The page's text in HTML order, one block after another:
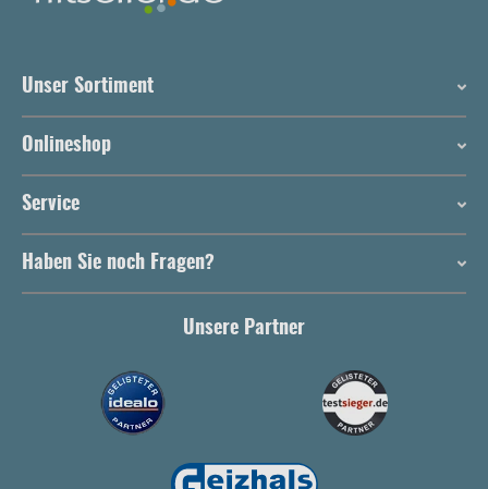
Unser Sortiment
Onlineshop
Service
Haben Sie noch Fragen?
Unsere Partner